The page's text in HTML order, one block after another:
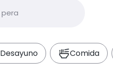
Desayuno Comida